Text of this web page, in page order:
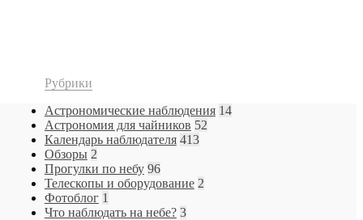
Рубрики
Астрономические наблюдения 14
Астрономия для чайников 52
Календарь наблюдателя 413
Обзоры 2
Прогулки по небу 96
Телескопы и оборудование 2
Фотоблог 1
Что наблюдать на небе? 3